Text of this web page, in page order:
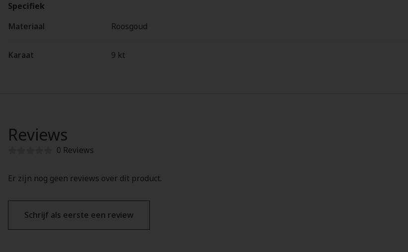
Specifiek
Materiaal
Roosgoud
Karaat 9 kt
Reviews
0 Reviews
Er zijn nog geen reviews over dit product.
Schrijf als eerste een review